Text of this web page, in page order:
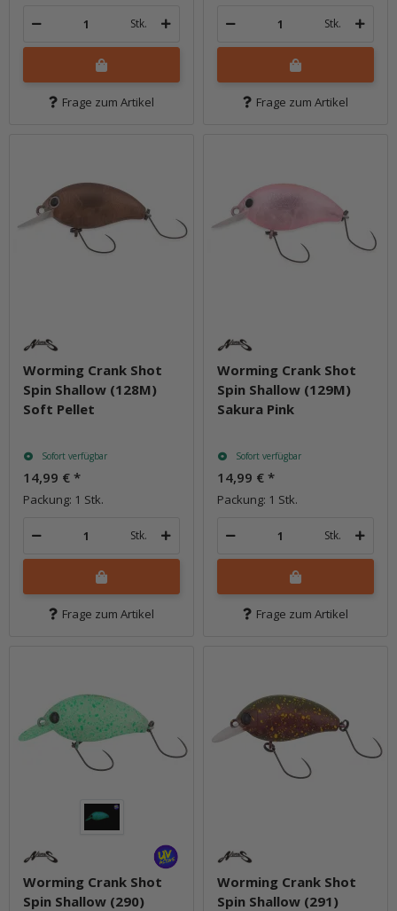
Stk.
Frage zum Artikel
Stk.
Frage zum Artikel
Worming Crank Shot
Spin Shallow (128M)
Soft Pellet
Sofort verfügbar
14,99 € *
Packung: 1 Stk.
Stk.
Frage zum Artikel
Worming Crank Shot
Spin Shallow (129M)
Sakura Pink
Sofort verfügbar
14,99 € *
Packung: 1 Stk.
Stk.
Frage zum Artikel
Worming Crank Shot
Spin Shallow (290)
Worming Crank Shot
Spin Shallow (291)